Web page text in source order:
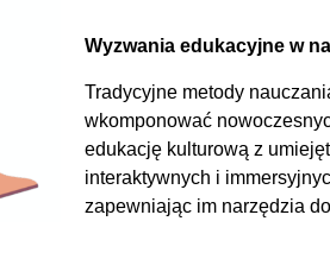
Wyzwania edukacyjne w
Tradycyjne metody
wkomponować
edukację kulturową z
interaktywnych i
zapewniając im narzędzia